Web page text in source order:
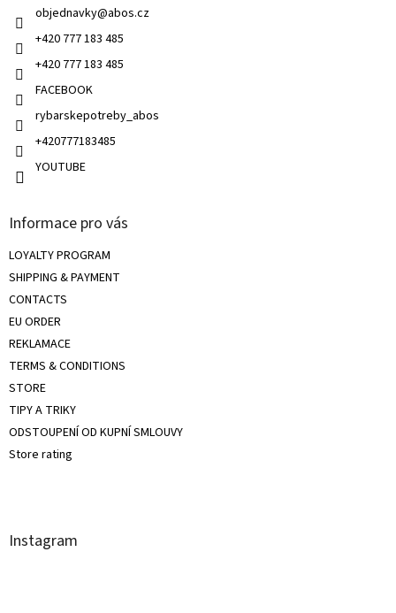
objednavky@abos.cz
+420 777 183 485
+420 777 183 485
FACEBOOK
rybarskepotreby_abos
+420777183485
YOUTUBE
Informace pro vás
LOYALTY PROGRAM
SHIPPING & PAYMENT
CONTACTS
EU ORDER
REKLAMACE
TERMS & CONDITIONS
STORE
TIPY A TRIKY
ODSTOUPENÍ OD KUPNÍ SMLOUVY
Store rating
Instagram